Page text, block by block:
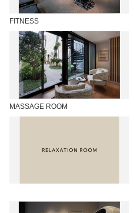
FITNESS
MASSAGE ROOM